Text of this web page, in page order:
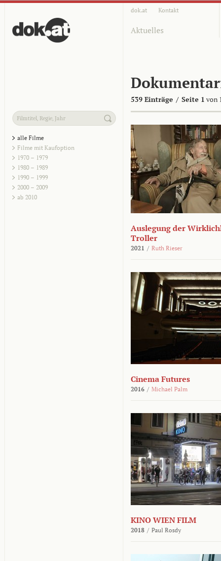
dok.at Kontakt
Aktuelles
539 Einträge / Seite 1 von
alle Filme
Filme mit Kaufoption
1970 – 1979
1980 – 1989
1990 – 1999
2000 – 2009
ab 2010
Auslegung der
Troller
2021 / Ruth Rieser
Cinema Futures
2016 / Michael Palm
KINO WIEN FILM
2018 / Paul Rosdy